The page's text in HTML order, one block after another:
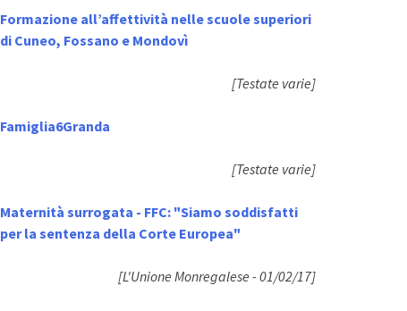
Formazione all’affettività nelle scuole superiori
di Cuneo, Fossano e Mondovì
[Testate varie]
Famiglia6Granda
[Testate varie]
Maternità surrogata - FFC: "Siamo soddisfatti
per la sentenza della Corte Europea"
[L'Unione Monregalese - 01/02/17]